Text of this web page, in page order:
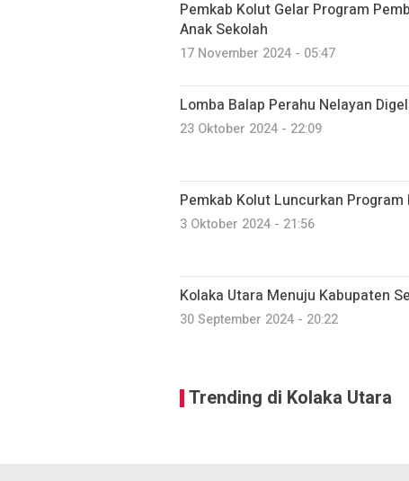
Pemkab Kolut Gelar Program
Anak Sekolah
17 November 2024 - 05:47
Lomba Balap Perahu Nelayan
23 Oktober 2024 - 22:09
Pemkab Kolut Luncurkan
3 Oktober 2024 - 21:56
Kolaka Utara Menuju Kabupaten
30 September 2024 - 20:22
Trending di Kolaka Utara